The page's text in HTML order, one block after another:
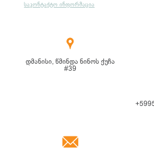
საკონტაქტო ინფორმაცია

დმანისი, წმინდა ნინოს ქუჩა
#39
